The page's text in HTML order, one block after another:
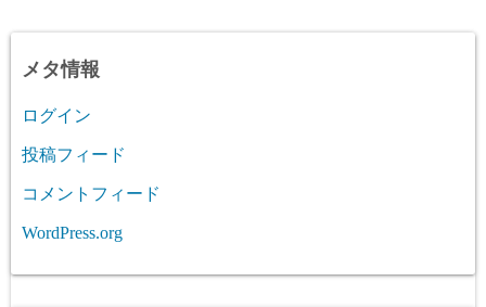
メタ情報
ログイン
投稿フィード
コメントフィード
WordPress.org